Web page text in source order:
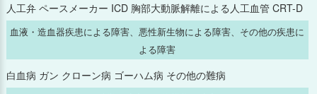
2024年10月
2024年8月
人工弁 ペースメーカー ICD 胸部大動脈解離による人工血管 CRT-D
血液・造血器疾患による障害、悪性新生物による障害、その他の疾患に
よる障害
白血病 ガン クローン病 ゴーハム病 その他の難病